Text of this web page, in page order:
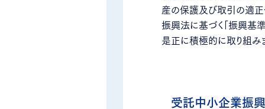
産の保護及び取引の適
振興法に基づく「振興基
是正に積極的に取り組み
受託中小企業振興